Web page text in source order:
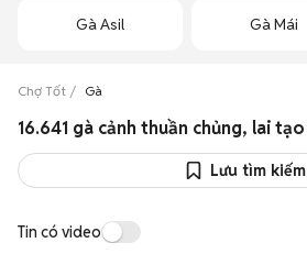
Gà Asil Gà Mái
Chợ Tốt Gà
16.641 gà cảnh thuần chủng, lai
Lưu tìm kiếm
Tin có video